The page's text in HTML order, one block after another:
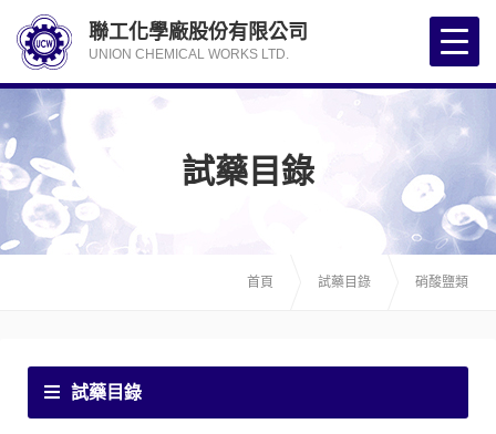
試藥目錄
首頁 試藥目錄 硝酸鹽類
試藥目錄
聯工化學廠股份有限公司
UNION CHEMICAL WORKS LTD.